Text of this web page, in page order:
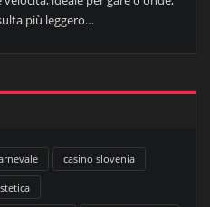
più leggero…
casino slovenia